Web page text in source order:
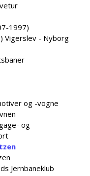
1997)
Vigerslev - Nyborg
og -vogne
og
Jernbaneklub